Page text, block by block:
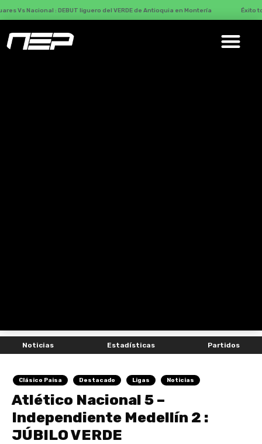
: DEBUT liguero del VERDE de Antioquia en Montería Éxito total con Más
Noticias Estadísticas Partidos
Clásico Paisa Destacado Ligas Noticias
Atlético Nacional 5 –
Independiente Medellín 2 :
JÚBILO VERDE